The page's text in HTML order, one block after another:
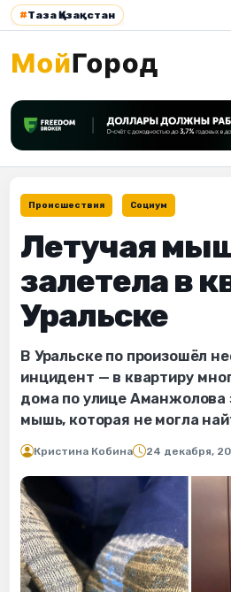
#Таза Қазақстан
Происшествия Социум
Летучая
залетела в
Уральске
В Уральске по произошёл
инцидент — в квартиру
дома по улице Аманжолова
мышь, которая не могла
Кристина Кобина 24 декабря,